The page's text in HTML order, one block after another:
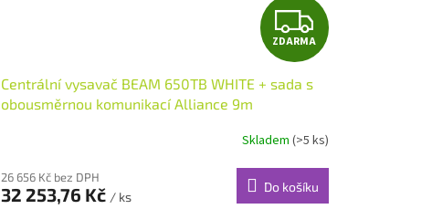
Z
D
A
R
M
ZDARMA
Centrální vysavač BEAM 650TB WHITE + sada s
obousměrnou komunikací Alliance 9m
Skladem (>5 ks)
26 656 Kč bez DPH
32 253,76 Kč / ks
Do košíku